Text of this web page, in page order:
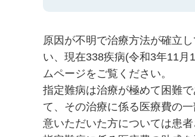
原因が不明で治療方法が確立
い、現在338疾病(令和3年11
ムページをご覧ください。
指定難病は治療が極めて困難
て、その治療に係る医療費の
意いただいた方については患